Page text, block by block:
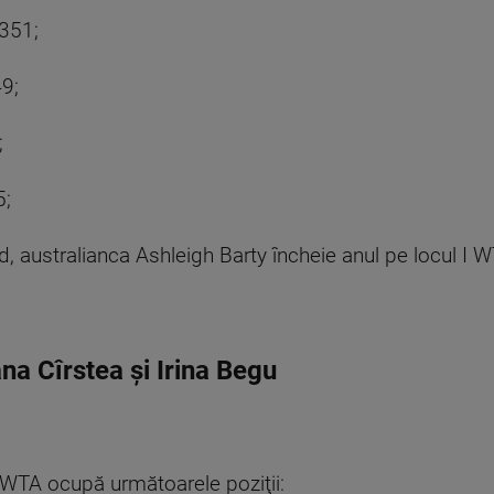
australianca Ashleigh Barty încheie anul pe locul I
Cîrstea și Irina Begu
ocupă următoarele poziţii: